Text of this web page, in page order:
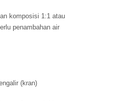
komposisi 1:1 atau
penambahan air
(kran)